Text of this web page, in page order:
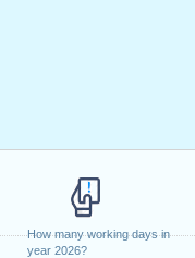
How many working days in
year 2026?